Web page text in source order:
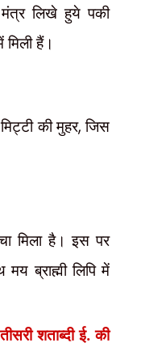
मंत्र लिखे हुये पकी
हैं।
की मुहर,जिस
मिला है। इस पर
मय ब्राह्मी लिपिमें
शताब्दी ई. की